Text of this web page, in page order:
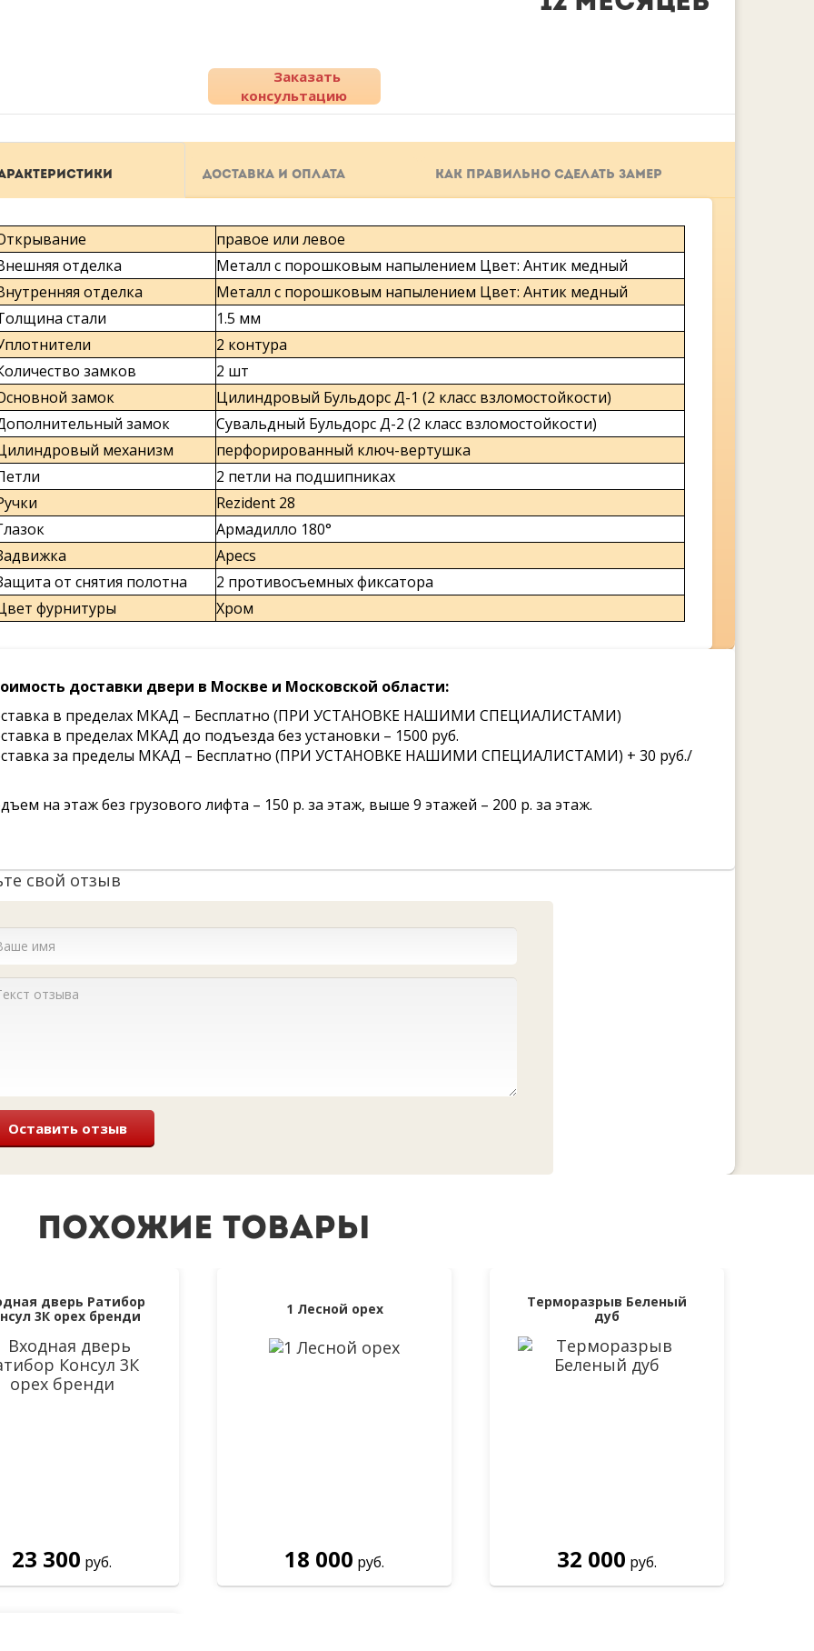
Заказать
консультацию
ДОСТАВКА И ОПЛАТА КАК ПРАВИЛЬНО СДЕЛАТЬ ЗАМЕР
правое или левое
отделка
Металл с порошковым напылением Цвет: Антик медный
отделка
Металл с порошковым напылением Цвет: Антик медный
стали
1.5 мм
2 контура
замков
2 шт
замок
Цилиндровый Бульдорс Д-1 (2 класс взломостойкости)
замок
Сувальдный Бульдорс Д-2 (2 класс взломостойкости)
механизм
перфорированный ключ-вертушка
2 петли на подшипниках
Rezident 28
Армадилло 180°
Apecs
от снятия полотна
2 противосъемных фиксатора
фурнитуры
Хром
доставки двери в Москве и Московской области:
в пределах МКАД – Бесплатно (ПРИ УСТАНОВКЕ НАШИМИ СПЕЦИАЛИСТАМИ)
в пределах МКАД до подъезда без установки – 1500 руб.
за пределы МКАД – Бесплатно (ПРИ УСТАНОВКЕ НАШИМИ СПЕЦИАЛИСТАМИ) + 30 руб./
на этаж без грузового лифта – 150 р. за этаж, выше 9 этажей – 200 р. за этаж.
свой отзыв
Оставить отзыв
ПОХОЖИЕ ТОВАРЫ
дверь Ратибор
3К орех бренди
23 300 руб.
1 Лесной орех
18 000 руб.
Терморазрыв Беленый
дуб
32 000 руб.